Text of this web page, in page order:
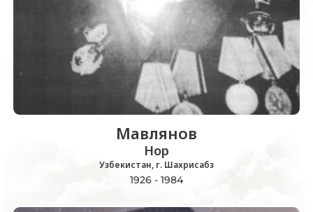
Мавлянов
Нор
Узбекистан, г. Шахрисабз
1926 - 1984